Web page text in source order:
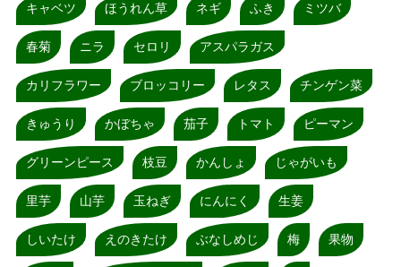
キャベツ ほうれん草 ネギ ふき ミツバ
春菊 ニラ セロリ アスパラガス
カリフラワー ブロッコリー レタス チンゲン菜
きゅうり かぼちゃ 茄子 トマト ピーマン
グリーンピース 枝豆 かんしょ じゃがいも
里芋 山芋 玉ねぎ にんにく 生姜
しいたけ えのきたけ ぶなしめじ 梅 果物